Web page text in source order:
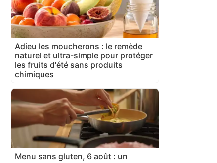
Adieu les moucherons : le remède
naturel et ultra-simple pour protéger
les fruits d'été sans produits
chimiques
Menu sans gluten, 6 août : un